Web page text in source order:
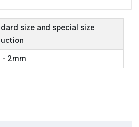
size and special size
- 2mm